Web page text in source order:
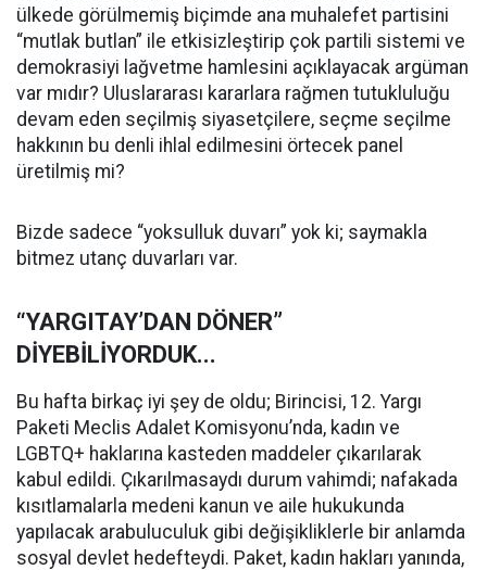
ülkede görülmemiş biçimde ana muhalefet partisini
“mutlak butlan” ile etkisizleştirip çok partili sistemi ve
demokrasiyi lağvetme hamlesini açıklayacak argüman
var mıdır? Uluslararası kararlara rağmen tutukluluğu
devam eden seçilmiş siyasetçilere, seçme seçilme
hakkının bu denli ihlal edilmesini örtecek panel
üretilmiş mi?
Bizde sadece “yoksulluk duvarı” yok ki; saymakla
bitmez utanç duvarları var.
“YARGITAY’DAN DÖNER”
DİYEBİLİYORDUK...
Bu hafta birkaç iyi şey de oldu; Birincisi, 12. Yargı
Paketi Meclis Adalet Komisyonu’nda, kadın ve
LGBTQ+ haklarına kasteden maddeler çıkarılarak
kabul edildi. Çıkarılmasaydı durum vahimdi; nafakada
kısıtlamalarla medeni kanun ve aile hukukunda
yapılacak arabuluculuk gibi değişikliklerle bir anlamda
sosyal devlet hedefteydi. Paket, kadın hakları yanında,